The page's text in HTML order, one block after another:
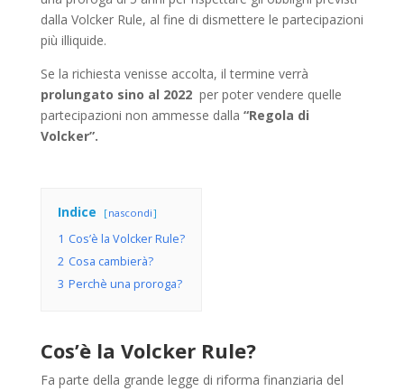
dalla Volcker Rule, al fine di dismettere le partecipazioni
più illiquide.
Se la richiesta venisse accolta, il termine verrà
prolungato sino al 2022per poter vendere quelle
partecipazioni non ammesse dalla “Regola di
Volcker”.
Indice nascondi
1 Cos’è la Volcker Rule?
2 Cosa cambierà?
3 Perchè una proroga?
Cos’è la Volcker Rule?
Fa parte della grande legge di riforma finanziaria del